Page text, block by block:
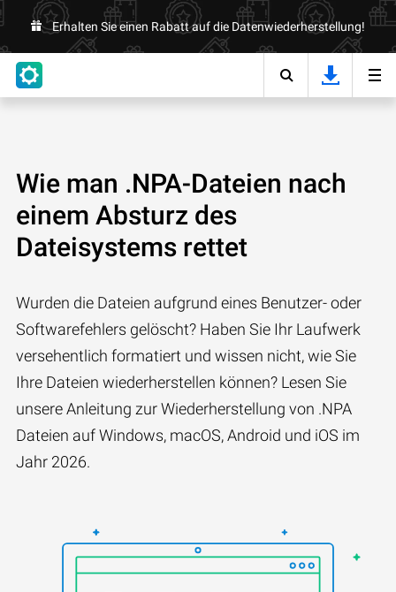
Erhalten Sie einen Rabatt auf die Datenwiederherstellung!
Wie man .NPA-Dateien nach
einem Absturz des
Dateisystems rettet
Wurden die Dateien aufgrund eines Benutzer- oder
Softwarefehlers gelöscht? Haben Sie Ihr Laufwerk
versehentlich formatiert und wissen nicht, wie Sie
Ihre Dateien wiederherstellen können? Lesen Sie
unsere Anleitung zur Wiederherstellung von .NPA
Dateien auf Windows, macOS, Android und iOS im
Jahr 2026.